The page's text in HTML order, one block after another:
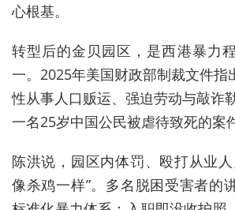
心根基。
转型后的金贝园区，是西港暴力
一。2025年美国财政部制裁文件指
性从事人口贩运、 强迫劳动与敲诈
一名25岁中国公民被虐待致死的案件
陈洪说，园区内体罚、殴打从业
像杀鸡一样”。多名脱困受害者的